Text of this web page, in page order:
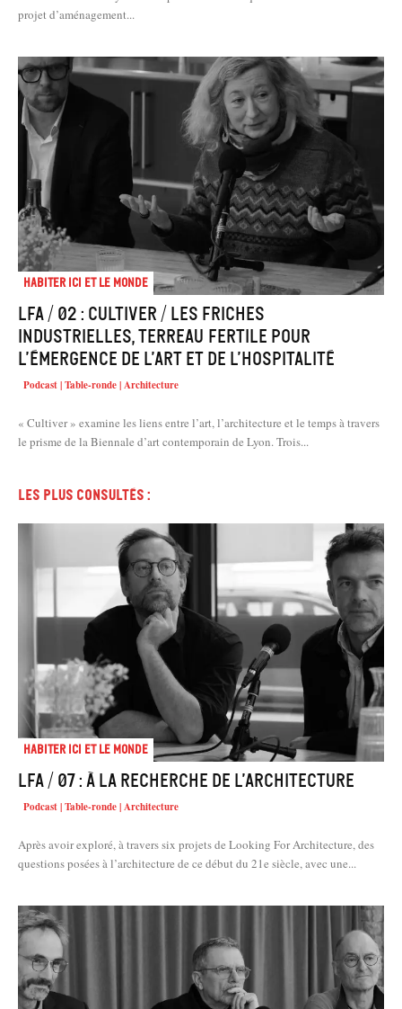
projet d’aménagement...
Habiter Ici et le Monde
LFA / 02 : Cultiver / Les friches
industrielles, terreau fertile pour
l’émergence de l’art et de l’hospitalité
Podcast | Table-ronde | Architecture
« Cultiver » examine les liens entre l’art, l’architecture et le temps à travers
le prisme de la Biennale d’art contemporain de Lyon. Trois...
Les plus consultés :
Habiter Ici et le Monde
LFA / 07 : À la recherche de l’architecture
Podcast | Table-ronde | Architecture
Après avoir exploré, à travers six projets de Looking For Architecture, des
questions posées à l’architecture de ce début du 21e siècle, avec une...